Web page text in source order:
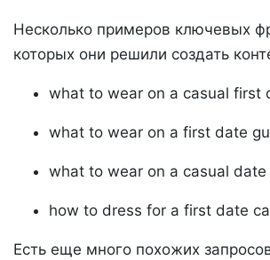
Несколько примеров ключевых
которых они решили создать
what to wear on a casual first
what to wear on a first date
what to wear on a casual date
how to dress for a first date
Есть еще много похожих